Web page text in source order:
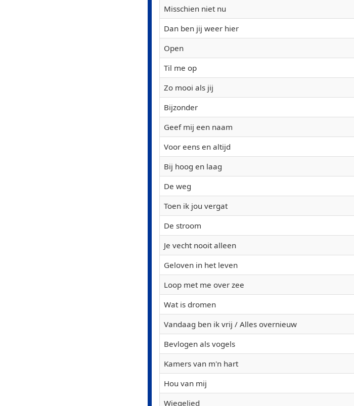
Misschien niet nu
Dan ben jij weer hier
Open
Til me op
Zo mooi als jij
Bijzonder
Geef mij een naam
Voor eens en altijd
Bij hoog en laag
De weg
Toen ik jou vergat
De stroom
Je vecht nooit alleen
Geloven in het leven
Loop met me over zee
Wat is dromen
Vandaag ben ik vrij / Alles overnieuw
Bevlogen als vogels
Kamers van m'n hart
Hou van mij
Wiegelied